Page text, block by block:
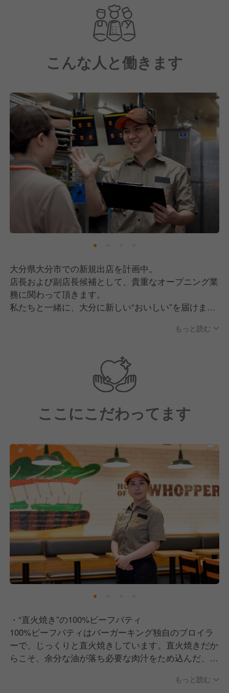
直径約13センチの直火焼きビーフを使った「ワッパ
ー」をはじめ、味と品質にこだわり抜いたオリジナル
商品を提供しています。
一緒に大分県で「バーガーキング」を盛り上げましょ
こんな人と働きます
大分県大分市での新規出店を計画中。
店長および副店長候補として、貴重なオープニング業
務に関わって頂きます。
私たちと一緒に、大分に新しい“おいしい”を届けませ
ワッパーを食べた「おいしい！」のひと言。その笑
顔が見たくて、私たちは今日も店舗に立ちます。
・飲食店での経験を、もっと活かしたいと思っている
あなたがこれまで培ってきた経験や工夫は、この新
重し、一緒に「より良い店舗」を作っていきたいと考
えています。
・貴重な「オープニング業務」に関われることに、わ
くわくできる人‥
オープン準備、アルバイトの採用・教育…。0から1
を作り上げる大変さと、その先にある大きなやりがい
を、「楽しめる」人が私たちの仲間です。
もっと読む
ここにこだわってます
・“直火焼き”の100%ビーフパティ
100%ビーフパティはバーガーキング独自のブロイラ
ーで、じっくりと直火焼きしています。直火焼きだか
らこそ、余分な油が落ち必要な肉汁をため込んだ、ジ
もっと読む